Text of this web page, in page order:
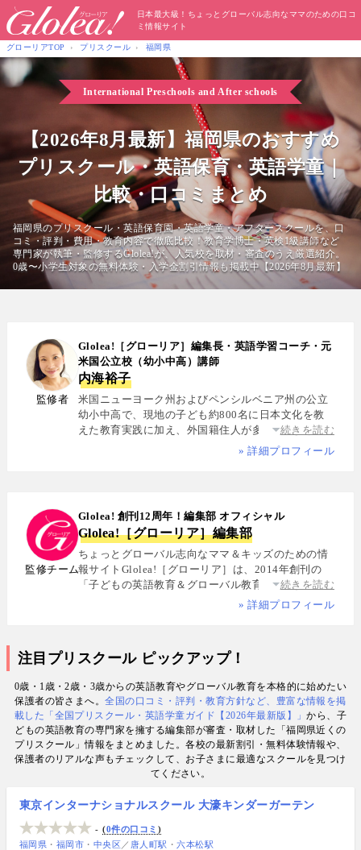
日本最大級！ちょっとグローバル志向なママのための口コ
ミ情報サイト
グローリアTOP プリスクール 福岡県
International Preschools and After schools
【2026年8月最新】福岡県のおすすめ
プリスクール・英語保育・英語学童｜
比較・口コミまとめ
福岡県のプリスクール・英語保育園・英語学童・アフタースクールを、口
コミ・評判・費用・教育内容で徹底比較！教育学博士・英検1級講師など
専門家が執筆・監修するGlolea!が、人気校を取材・審査のうえ厳選紹介。
0歳〜小学生対象の無料体験・入学金割引情報も掲載中【2026年8月最新】
監修者
Glolea!［グローリア］編集長・英語学習コーチ・元
米国公立校（幼小中高）講師
内海裕子
米国ニューヨーク州およびペンシルベニア州の公立
幼小中高で、現地の子ども約800名に日本文化を教
えた教育実践に加え、外国籍住人が多数を占める多
国籍シェアハウスで約5年間生活し、リアルな多文化
スペイン語・中国語・日本語の4言語を駆使し、世界
中の女性や母親と対話・取材を継続. 親子留学、バイ
リンガル育児、おうち英語、子どもオンライン英会
話に関する実体験に基づく信頼性の高い情報を発信
している. 著書に『子育てツイッター入門』ほか、日
経、AERA、NewsPicksなどでの寄稿・監修実績多数
続きを読む
» 詳細プロフィール
監修チーム
Glolea! 創刊12周年！編集部 オフィシャル
Glolea!［グローリア］編集部
ちょっとグローバル志向なママ＆キッズのための情
報サイトGlolea!［グローリア］は、2014年創刊の
「子どもの英語教育＆グローバル教育」に特化した
専門メディア. 英語にはじめて触れるお子様から帰国
800名にグローバル教育を実践した英語学習コーチ.
けの英検1級・TOEIC・TOEFL・IELTS指導者、海外
で子育て中のワーキングママなど多様な専門家が多
数. 日経・AERA with kids・AERA・NewsPicks等の
情報提供・寄稿・監修実績も豊富な“世界と子どもの
未来をつなぐ情報ハブ”です。
続きを読む
» 詳細プロフィール
注目プリスクール ピックアップ！
0歳・1歳・2歳・3歳からの英語教育やグローバル教育を本格的に始めたい
保護者の皆さまへ。全国の口コミ・評判・教育方針など、豊富な情報を掲
載した「全国プリスクール・英語学童ガイド【2026年最新版】」から、子
どもの英語教育の専門家を擁する編集部が審査・取材した「福岡県近くの
プリスクール」情報をまとめました。各校の最新割引・無料体験情報や、
保護者のリアルな声もチェックして、お子さまに最適なスクールを見つけ
てください。
東京インターナショナルスクール 大濠キンダーガーテン
-
0件の口コミ
福岡県
福岡市 中央区 ／ 唐人町駅 六本松駅